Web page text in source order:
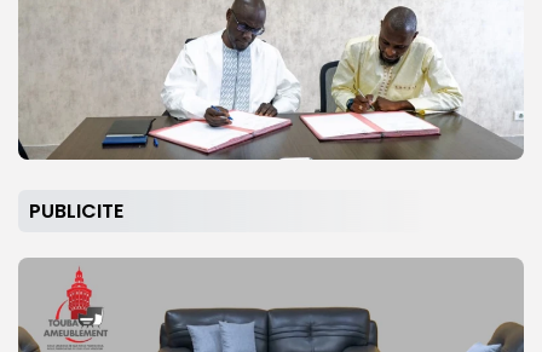
PUBLICITE